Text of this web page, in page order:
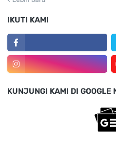
IKUTI KAMI
KUNJUNGI KAMI DI GOOGLE